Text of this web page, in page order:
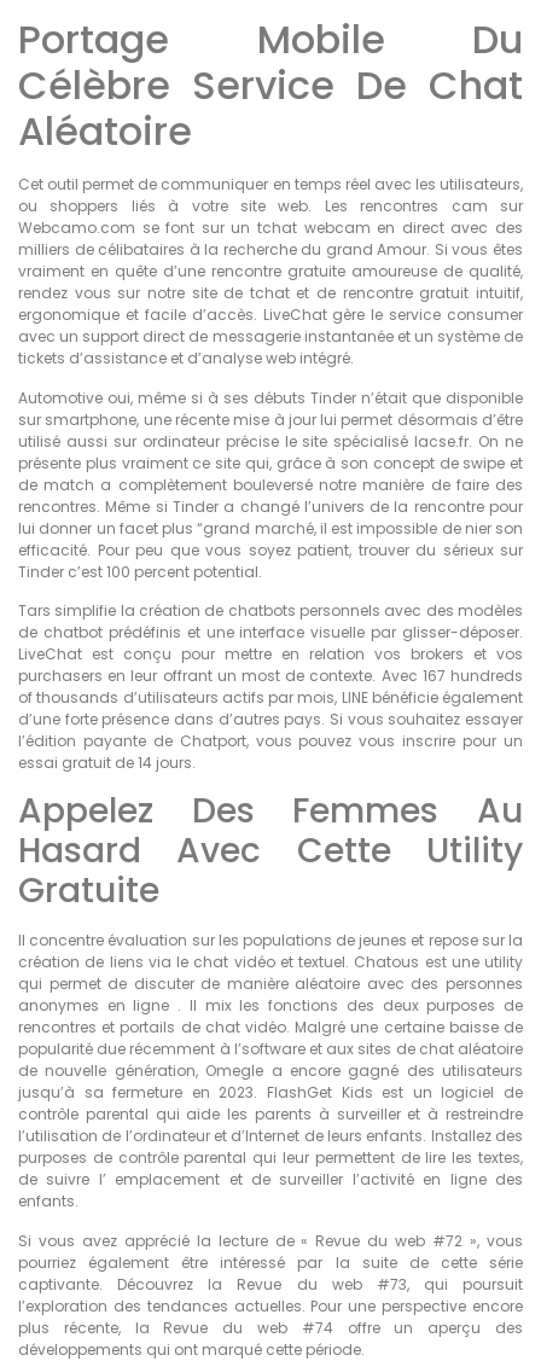
Portage Mobile Du
Célèbre Service De Chat
Aléatoire
Cet outil permet de communiquer en temps réel avec les utilisateurs,
ou shoppers liés à votre site web. Les rencontres cam sur
Webcamo.com se font sur un tchat webcam en direct avec des
milliers de célibataires à la recherche du grand Amour. Si vous êtes
vraiment en quête d’une rencontre gratuite amoureuse de qualité,
rendez vous sur notre site de tchat et de rencontre gratuit intuitif,
ergonomique et facile d’accès. LiveChat gère le service consumer
avec un support direct de messagerie instantanée et un système de
tickets d’assistance et d’analyse web intégré.
Automotive oui, même si à ses débuts Tinder n’était que disponible
sur smartphone, une récente mise à jour lui permet désormais d’être
utilisé aussi sur ordinateur précise le site spécialisé lacse.fr. On ne
présente plus vraiment ce site qui, grâce à son concept de swipe et
de match a complètement bouleversé notre manière de faire des
rencontres. Même si Tinder a changé l’univers de la rencontre pour
lui donner un facet plus “grand marché, il est impossible de nier son
efficacité. Pour peu que vous soyez patient, trouver du sérieux sur
Tinder c’est 100 percent potential.
Tars simplifie la création de chatbots personnels avec des modèles
de chatbot prédéfinis et une interface visuelle par glisser-déposer.
LiveChat est conçu pour mettre en relation vos brokers et vos
purchasers en leur offrant un most de contexte. Avec 167 hundreds
of thousands d’utilisateurs actifs par mois, LINE bénéficie également
d’une forte présence dans d’autres pays. Si vous souhaitez essayer
l’édition payante de Chatport, vous pouvez vous inscrire pour un
essai gratuit de 14 jours.
Appelez Des Femmes Au
Hasard Avec Cette Utility
Gratuite
Il concentre évaluation sur les populations de jeunes et repose sur la
création de liens via le chat vidéo et textuel. Chatous est une utility
qui permet de discuter de manière aléatoire avec des personnes
anonymes en ligne . Il mix les fonctions des deux purposes de
rencontres et portails de chat vidéo. Malgré une certaine baisse de
popularité due récemment à l’software et aux sites de chat aléatoire
de nouvelle génération, Omegle a encore gagné des utilisateurs
jusqu’à sa fermeture en 2023. FlashGet Kids est un logiciel de
contrôle parental qui aide les parents à surveiller et à restreindre
l’utilisation de l’ordinateur et d’Internet de leurs enfants. Installez des
purposes de contrôle parental qui leur permettent de lire les textes,
de suivre l’ emplacement et de surveiller l’activité en ligne des
enfants.
Si vous avez apprécié la lecture de « Revue du web #72 », vous
pourriez également être intéressé par la suite de cette série
captivante. Découvrez la Revue du web #73, qui poursuit
l’exploration des tendances actuelles. Pour une perspective encore
plus récente, la Revue du web #74 offre un aperçu des
développements qui ont marqué cette période.